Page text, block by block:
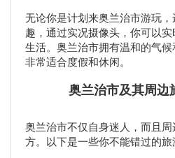
无论你是计划来奥兰治市游玩
趣，通过实况摄像头，你可以
生活。奥兰治市拥有温和的气候
非常适合度假和休闲。
奥兰治市及其周边
奥兰治市不仅自身迷人，而且
方。以下是一些你不能错过的旅